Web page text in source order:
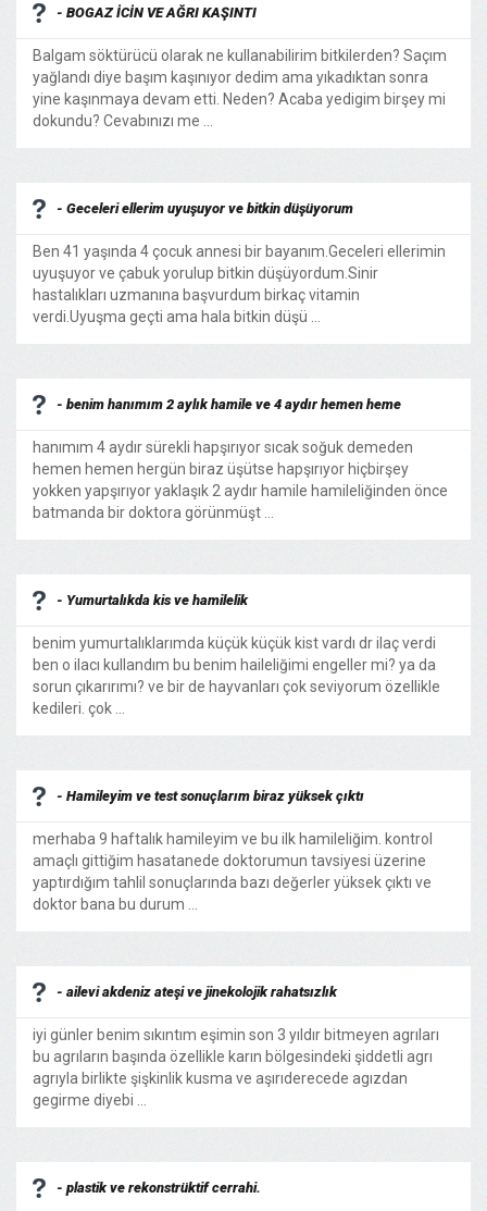
- BOGAZ İCİN VE AĞRI KAŞINTI
Balgam söktürücü olarak ne kullanabilirim bitkilerden? Saçım
yağlandı diye başım kaşınıyor dedim ama yıkadıktan sonra
yine kaşınmaya devam etti. Neden? Acaba yedigim birşey mi
dokundu? Cevabınızı me ...
- Geceleri ellerim uyuşuyor ve bitkin düşüyorum
Ben 41 yaşında 4 çocuk annesi bir bayanım.Geceleri ellerimin
uyuşuyor ve çabuk yorulup bitkin düşüyordum.Sinir
hastalıkları uzmanına başvurdum birkaç vitamin
verdi.Uyuşma geçti ama hala bitkin düşü ...
- benim hanımım 2 aylık hamile ve 4 aydır hemen heme
hanımım 4 aydır sürekli hapşırıyor sıcak soğuk demeden
hemen hemen hergün biraz üşütse hapşırıyor hiçbirşey
yokken yapşırıyor yaklaşık 2 aydır hamile hamileliğinden önce
batmanda bir doktora görünmüşt ...
- Yumurtalıkda kis ve hamilelik
benim yumurtalıklarımda küçük küçük kist vardı dr ilaç verdi
ben o ilacı kullandım bu benim haileliğimi engeller mi? ya da
sorun çıkarırımı? ve bir de hayvanları çok seviyorum özellikle
kedileri. çok ...
- Hamileyim ve test sonuçlarım biraz yüksek çıktı
merhaba 9 haftalık hamileyim ve bu ilk hamileliğim. kontrol
amaçlı gittiğim hasatanede doktorumun tavsiyesi üzerine
yaptırdığım tahlil sonuçlarında bazı değerler yüksek çıktı ve
doktor bana bu durum ...
- ailevi akdeniz ateşi ve jinekolojik rahatsızlık
iyi günler benim sıkıntım eşimin son 3 yıldır bitmeyen agrıları
bu agrıların başında özellikle karın bölgesindeki şiddetli agrı
agrıyla birlikte şişkinlik kusma ve aşırıderecede agızdan
gegirme diyebi ...
- plastik ve rekonstrüktif cerrahi.